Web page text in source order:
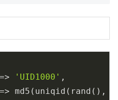
'UID1000' ,
md5(uniqid(rand(),